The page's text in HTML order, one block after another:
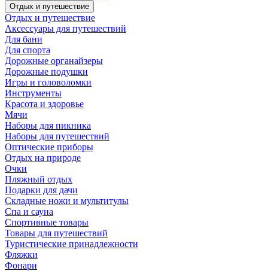
Отдых и путешествие
Отдых и путешествие
Аксессуары для путешествий
Для бани
Для спорта
Дорожные органайзеры
Дорожные подушки
Игры и головоломки
Инструменты
Красота и здоровье
Мячи
Наборы для пикника
Наборы для путешествий
Оптические приборы
Отдых на природе
Очки
Пляжный отдых
Подарки для дачи
Складные ножи и мультитулы
Спа и сауна
Спортивные товары
Товары для путешествий
Туристические принадлежности
Фляжки
Фонари